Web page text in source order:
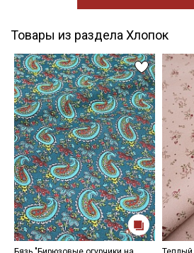
Товары из раздела Хлопок